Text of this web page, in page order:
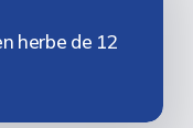
herbe de 12